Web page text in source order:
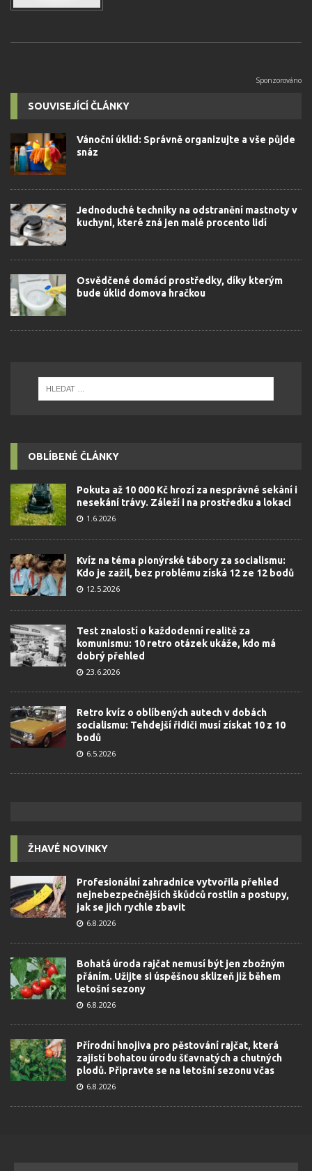
SOUVISEJÍCÍ ČLÁNKY
Vánoční úklid: Správně organizujte a vše půjde
snáz
Jednoduché techniky na odstranění mastnoty v
kuchyni, které zná jen malé procento lidí
Osvědčené domácí prostředky, díky kterým
bude úklid domova hračkou
OBLÍBENÉ ČLÁNKY
Pokuta až 10 000 Kč hrozí za nesprávné sekání i
nesekání trávy. Záleží i na prostředku a lokaci
1.6.2026
Kvíz na téma pionýrské tábory za socialismu:
Kdo je zažil, bez problému získá 12 ze 12 bodů
12.5.2026
Test znalostí o každodenní realitě za
komunismu: 10 retro otázek ukáže, kdo má
dobrý přehled
23.6.2026
Retro kvíz o oblíbených autech v dobách
socialismu: Tehdejší řidiči musí získat 10 z 10
bodů
6.5.2026
ŽHAVÉ NOVINKY
Profesionální zahradnice vytvořila přehled
nejnebezpečnějších škůdců rostlin a postupy,
jak se jich rychle zbavit
6.8.2026
Bohatá úroda rajčat nemusí být jen zbožným
přáním. Užijte si úspěšnou sklizeň již během
letošní sezony
6.8.2026
Přírodní hnojiva pro pěstování rajčat, která
zajistí bohatou úrodu šťavnatých a chutných
plodů. Připravte se na letošní sezonu včas
6.8.2026